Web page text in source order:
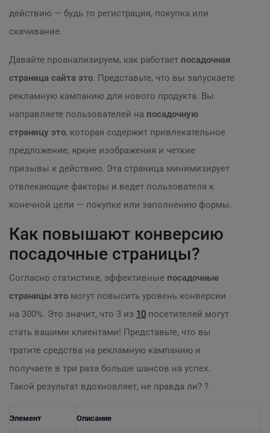
действию — будь то регистрация, покупка или
скачивание.
Давайте проанализируем, как работает посадочная
страница сайта это. Представьте, что вы запускаете
рекламную кампанию для нового продукта. Вы
направляете пользователей на посадочную
страницу это, которая содержит привлекательное
предложение, яркие изображения и четкие
призывы к действию. Эта страница минимизирует
отвлекающие факторы и ведет пользователя к
конечной цели — покупке или заполнению формы.
Как повышают конверсию
посадочные страницы?
Согласно статистике, эффективные посадочные
страницы это могут повысить уровень конверсии
на 300%. Это значит, что 3 из 10 посетителей могут
стать вашими клиентами! Представьте, что вы
тратите средства на рекламную кампанию и
получаете в три раза больше шансов на успех.
Такой результат вдохновляет, не правда ли? ?
Элемент Описание